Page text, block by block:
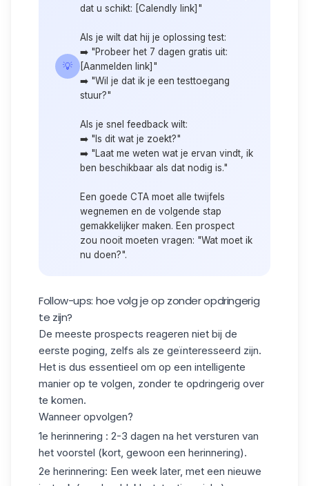
💡
dat u schikt: [Calendly link]"
Als je wilt dat hij je oplossing test:
➡️ "Probeer het 7 dagen gratis uit:
[Aanmelden link]"
➡️ "Wil je dat ik je een testtoegang
stuur?"
Als je snel feedback wilt:
➡️ "Is dit wat je zoekt?"
➡️ "Laat me weten wat je ervan vindt, ik
ben beschikbaar als dat nodig is."
Een goede CTA moet alle twijfels
wegnemen en de volgende stap
gemakkelijker maken. Een prospect
zou nooit moeten vragen: "Wat moet ik
nu doen?".
Follow-ups: hoe volg je op zonder opdringerig
te zijn?
De meeste prospects reageren niet bij de
eerste poging, zelfs als ze geïnteresseerd zijn.
Het is dus essentieel om op een intelligente
manier op te volgen, zonder te opdringerig over
te komen.
Wanneer opvolgen?
1e herinnering : 2-3 dagen na het versturen van
het voorstel (kort, gewoon een herinnering).
2e herinnering: Een week later, met een nieuwe